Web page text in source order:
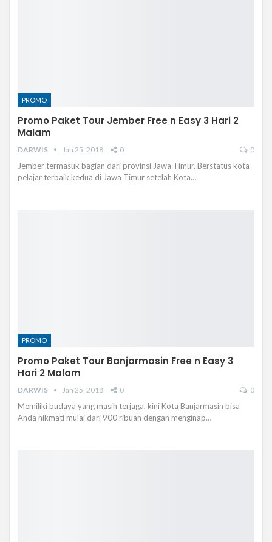
PROMO
Promo Paket Tour Jember Free n Easy 3 Hari 2
Malam
DARWIS Jan 25, 2018 0 0
Jember termasuk bagian dari provinsi Jawa Timur. Berstatus kota
pelajar terbaik kedua di Jawa Timur setelah Kota…
PROMO
Promo Paket Tour Banjarmasin Free n Easy 3
Hari 2 Malam
DARWIS Jan 25, 2018 0 0
Memiliki budaya yang masih terjaga, kini Kota Banjarmasin bisa
Anda nikmati mulai dari 900 ribuan dengan menginap…